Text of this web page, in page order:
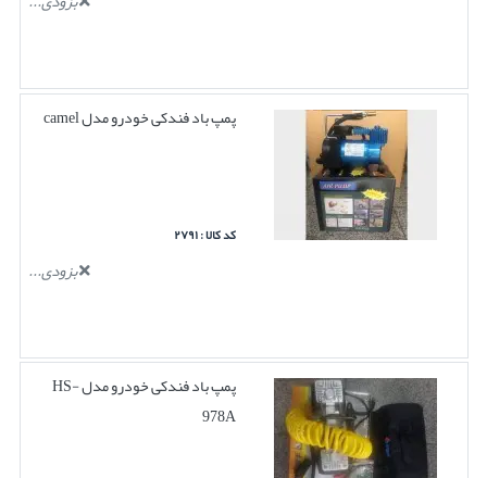
پمپ باد فندکی خودرو مدل camel
کد کالا : ۲۷۹۱
بزودی...
پمپ باد فندکی خودرو مدل HS-
978A